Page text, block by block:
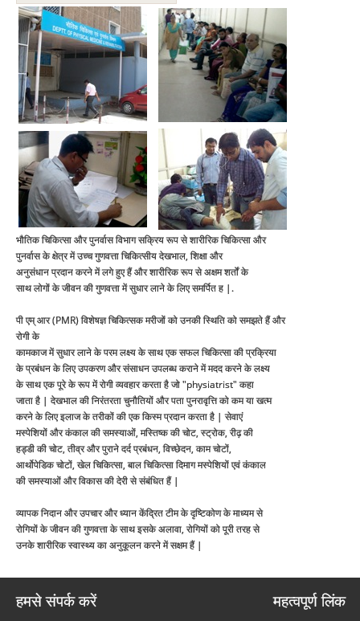
भौतिक चिकित्सा और पुनर्वास विभाग सक्रिय रूप से शारीरिक चिकित्सा और
पुनर्वास के क्षेत्र में उच्च गुणवत्ता चिकित्सीय देखभाल, शिक्षा और
अनुसंधान प्रदान करने में लगे हुए हैं और शारीरिक रूप से अक्षम शर्तों के
साथ लोगों के जीवन की गुणवत्ता में सुधार लाने के लिए समर्पित ह |.
पी एम् आर (PMR) विशेषज्ञ चिकित्सक मरीजों को उनकी स्थिति को समझते हैं और
रोगी के
कामकाज में सुधार लाने के परम लक्ष्य के साथ एक सफल चिकित्सा की प्रक्रिया
के प्रबंधन के लिए उपकरण और संसाधन उपलब्ध कराने में मदद करने के लक्ष्य
के साथ एक पूरे के रूप में रोगी व्यवहार करता है जो "physiatrist" कहा
जाता है | देखभाल की निरंतरता चुनौतियों और पता पुनरावृत्ति को कम या खत्म
करने के लिए इलाज के तरीकों की एक किस्म प्रदान करता है | सेवाएं
मस्पेशियों और कंकाल की समस्याओं, मस्तिष्क की चोट, स्ट्रोक, रीढ़ की
हड्डी की चोट, तीव्र और पुराने दर्द प्रबंधन, विच्छेदन, काम चोटों,
आर्थोपेडिक चोटों, खेल चिकित्सा, बाल चिकित्सा दिमाग मस्पेशियों एवं कंकाल
की समस्याओं और विकास की देरी से संबंधित हैं |
व्यापक निदान और उपचार और ध्यान केंद्रित टीम के दृष्टिकोण के माध्यम से
रोगियों के जीवन की गुणवत्ता के साथ इसके अलावा, रोगियों को पूरी तरह से
उनके शारीरिक स्वास्थ्य का अनुकूलन करने में सक्षम हैं |
हमसे संपर्क करें महत्वपूर्ण लिंक